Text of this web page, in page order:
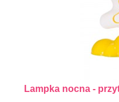
Lampka nocna -